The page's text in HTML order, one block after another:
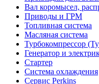
Вал коромысел,
Приводы и ГРМ
Топливная система
Масляная система
Турбокомпрессор
Генератор и
Стартер
Система охлаждения
Сервис Perkins